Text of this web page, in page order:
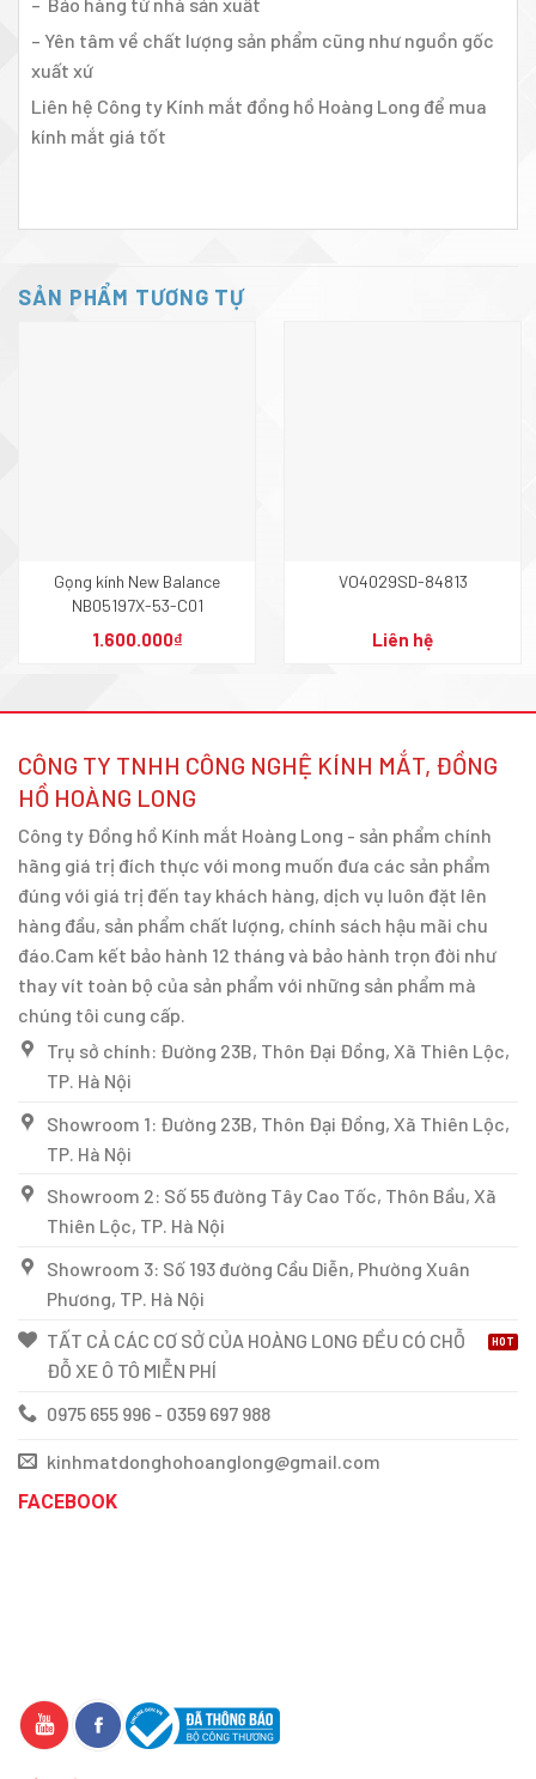
– Bảo hàng từ nhà sản xuất
– Yên tâm về chất lượng sản phẩm cũng như nguồn gốc
xuất xứ
Liên hệ Công ty Kính mắt đồng hồ Hoàng Long để mua
kính mắt giá tốt
SẢN PHẨM TƯƠNG TỰ
Gọng kính New Balance
NB05197X-53-C01
1.600.000₫
VO4029SD-84813
Liên hệ
CÔNG TY TNHH CÔNG NGHỆ KÍNH MẮT, ĐỒNG
HỒ HOÀNG LONG
Công ty Đồng hồ Kính mắt Hoàng Long - sản phẩm chính
hãng giá trị đích thực với mong muốn đưa các sản phẩm
đúng với giá trị đến tay khách hàng, dịch vụ luôn đặt lên
hàng đầu, sản phẩm chất lượng, chính sách hậu mãi chu
đáo.Cam kết bảo hành 12 tháng và bảo hành trọn đời như
thay vít toàn bộ của sản phẩm với những sản phẩm mà
chúng tôi cung cấp.
Trụ sở chính: Đường 23B, Thôn Đại Đồng, Xã Thiên Lộc,
TP. Hà Nội
Showroom 1: Đường 23B, Thôn Đại Đồng, Xã Thiên Lộc,
TP. Hà Nội
Showroom 2: Số 55 đường Tây Cao Tốc, Thôn Bầu, Xã
Thiên Lộc, TP. Hà Nội
Showroom 3: Số 193 đường Cầu Diễn, Phường Xuân
Phương, TP. Hà Nội
TẤT CẢ CÁC CƠ SỞ CỦA HOÀNG LONG ĐỀU CÓ CHỖ
ĐỖ XE Ô TÔ MIỄN PHÍ
0975 655 996 - 0359 697 988
kinhmatdonghohoanglong@gmail.com
FACEBOOK